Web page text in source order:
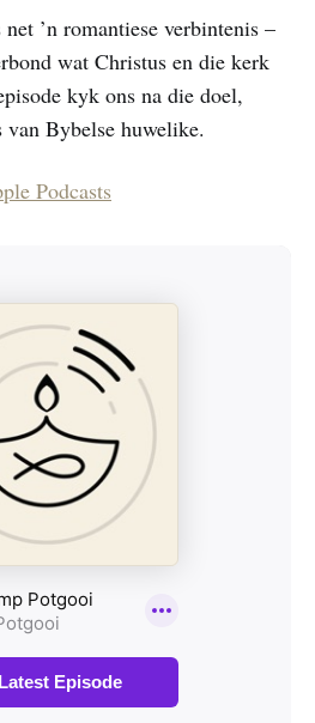
’n romantiese verbintenis –
wat Christus en die kerk
kyk ons na die doel,
van Bybelse huwelike.
Podcasts